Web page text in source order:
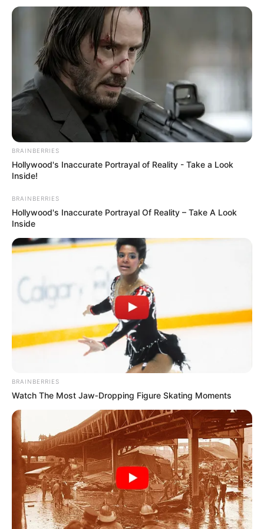
Outra categoria que teve a aprovação de um novo piso salarial foi a
enfermagem. A Câmara dos Deputados aprovou o projeto de lei
que institui piso salarial para enfermeiros, técnicos e auxiliares de
enfermagem e parteiras. De acordo com o texto, o valor mínimo
inicial para enfermeiros será de R$ 4.750, que deverá ser pago
nacionalmente tanto em hospitais públicos quanto privados. Para
os técnicos de enfermagem, o valor será de 70% do piso dos
enfermeiros; e 50% para os auxiliares de enfermagem e as
Na esteira da discussão do orçamento, César Lima
do total de R$ 5,68 bilhões aos cofres públicos, segundo a Câmara
dos Deputados. “Nós temos algumas possíveis fontes de
financiamentos que estão sendo estudadas. Uma seria a
legalização (de determinados entretenimentos) e uma parte dos
fundos desse segmento ser destinada para custear o piso nacional
da enfermagem e outra seria a destinação de 3,5% do arrecadado
com extração mineral para essa demanda”, comenta.
Acompanhe as Redes sociais ligadas ao JASB- Jornal dos
Agentes de Saúde do Brasil e fique por dentro dos principais
BRAINBERRIES
Hollywood's Inaccurate Portrayal of Reality - Take a Look
Inside!
BRAINBERRIES
Hollywood's Inaccurate Portrayal Of Reality – Take A Look
Inside
BRAINBERRIES
Watch The Most Jaw‑Dropping Figure Skating Moments